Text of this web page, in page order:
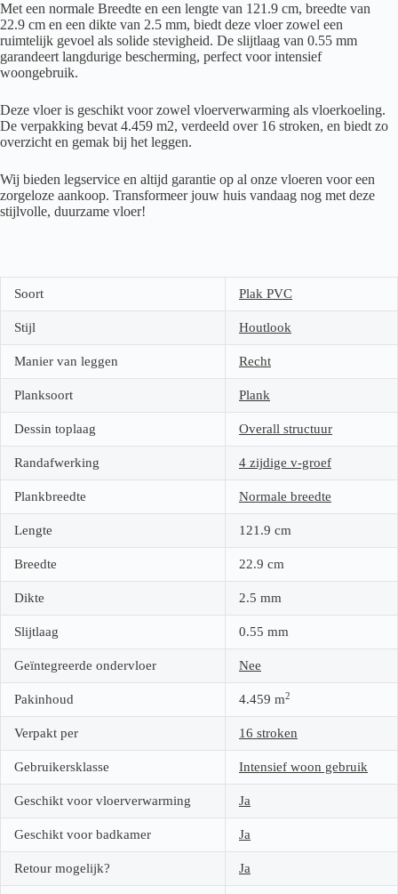
Met een normale Breedte en een lengte van 121.9 cm, breedte van
22.9 cm en een dikte van 2.5 mm, biedt deze vloer zowel een
ruimtelijk gevoel als solide stevigheid. De slijtlaag van 0.55 mm
garandeert langdurige bescherming, perfect voor intensief
woongebruik.
Deze vloer is geschikt voor zowel vloerverwarming als vloerkoeling.
De verpakking bevat 4.459 m2, verdeeld over 16 stroken, en biedt zo
overzicht en gemak bij het leggen.
Wij bieden legservice en altijd garantie op al onze vloeren voor een
zorgeloze aankoop. Transformeer jouw huis vandaag nog met deze
stijlvolle, duurzame vloer!
Soort Plak PVC
Stijl Houtlook
Manier van leggen Recht
Planksoort Plank
Dessin toplaag Overall structuur
Randafwerking 4 zijdige v-groef
Plankbreedte Normale breedte
Lengte 121.9 cm
Breedte 22.9 cm
Dikte 2.5 mm
Slijtlaag 0.55 mm
Geïntegreerde ondervloer Nee
Pakinhoud 4.459 m2
Verpakt per 16 stroken
Gebruikersklasse Intensief woon gebruik
Geschikt voor vloerverwarming Ja
Geschikt voor badkamer Ja
Retour mogelijk? Ja